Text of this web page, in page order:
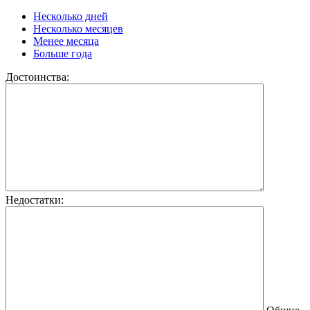
Несколько дней
Несколько месяцев
Менее месяца
Больше года
Достоинства:
Недостатки: